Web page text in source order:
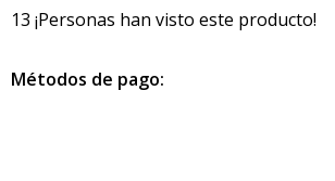
13 ¡Personas han visto este producto!
Métodos de pago: